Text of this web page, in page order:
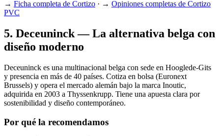
→ Ficha completa de Cortizo · → Opiniones completas de Cortizo
PVC
5. Deceuninck — La alternativa belga con
diseño moderno
Deceuninck es una multinacional belga con sede en Hooglede-Gits
y presencia en más de 40 países. Cotiza en bolsa (Euronext
Brussels) y opera el mercado alemán bajo la marca Inoutic,
adquirida en 2003 a Thyssenkrupp. Tiene una apuesta clara por
sostenibilidad y diseño contemporáneo.
Por qué la recomendamos